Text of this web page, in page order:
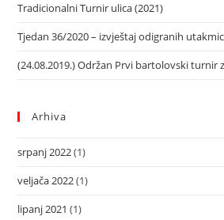
Tradicionalni Turnir ulica (2021)
Tjedan 36/2020 – izvještaj odigranih
(24.08.2019.) Održan Prvi bartolovski turnir
Arhiva
srpanj 2022(1)
veljača 2022(1)
lipanj 2021 (1)